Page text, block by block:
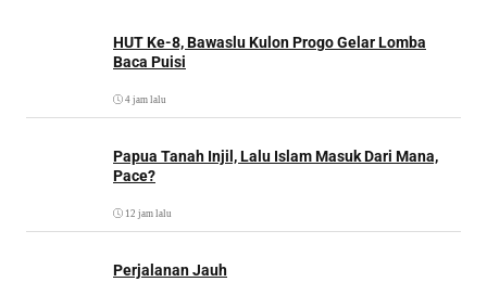
HUT Ke-8, Bawaslu Kulon Progo Gelar Lomba
Baca Puisi
4 jam lalu
Papua Tanah Injil, Lalu Islam Masuk Dari Mana,
Pace?
12 jam lalu
Perjalanan Jauh